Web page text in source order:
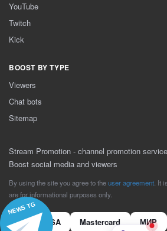
NEWS TG
YouTube
Twitch
Kick
BOOST BY TYPE
Viewers
Chat bots
Sitemap
Stream Promotion - channel promotion
Boost social media and viewers
By using the site you agree to theuser agreement . It
are for informational purposes only.
VISA Mastercard МИР